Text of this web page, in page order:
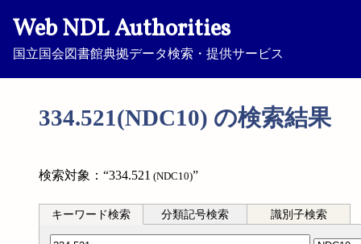
Web NDL Authorities
国立国会図書館典拠データ検索・提供サービス
334.521(NDC10) の検索結果
検索対象：“334.521 (NDC10)”
キーワード検索 分類記号検索 識別子検索